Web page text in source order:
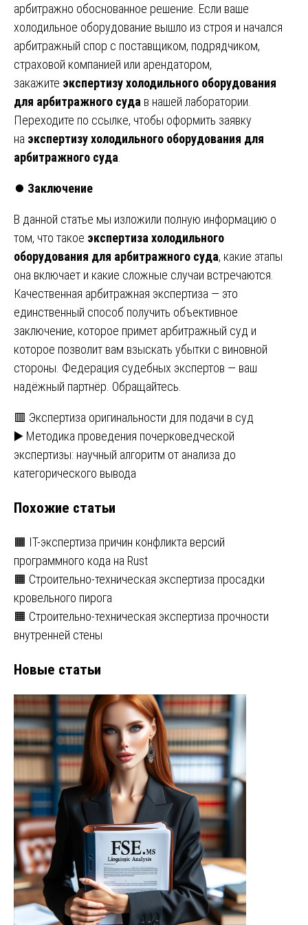
арбитражно обоснованное решение. Если ваше
холодильное оборудование вышло из строя и начался
арбитражный спор с поставщиком, подрядчиком,
страховой компанией или арендатором,
закажите экспертизу холодильного оборудования
для арбитражного суда в нашей лаборатории.
Переходите по ссылке, чтобы оформить заявку
на экспертизу холодильного оборудования для
арбитражного суда
⏺️ Заключение
В данной статье мы изложили полную информацию о
том, что такое экспертиза холодильного
оборудования для арбитражного суда, какие этапы
она включает и какие сложные случаи встречаются.
Качественная арбитражная экспертиза — это
единственный способ получить объективное
заключение, которое примет арбитражный суд и
которое позволит вам взыскать убытки с виновной
стороны. Федерация судебных экспертов — ваш
надёжный партнёр. Обращайтесь.
Навигация
по
записям
🟥 Экспертиза оригинальности для подачи в суд
▶️ Методика проведения почерковедческой
экспертизы: научный алгоритм от анализа до
категорического вывода
Похожие статьи
🟧 IT-экспертиза причин конфликта версий
программного кода на Rust
🟧 Строительно-техническая экспертиза просадки
кровельного пирога
🟧 Строительно-техническая экспертиза прочности
внутренней стены
Новые статьи